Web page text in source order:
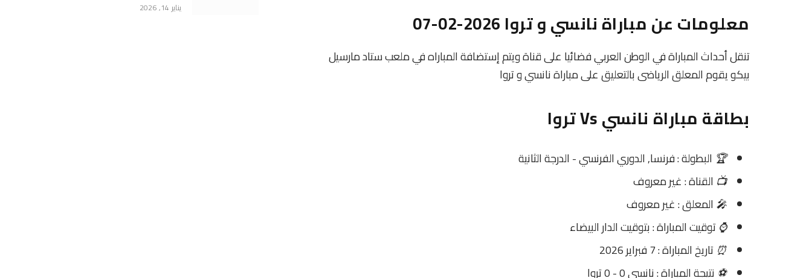
معلومات عن مباراة نانسي و تروا 2026-02-07
تنقل أحداث المباراة في الوطن العربي فضائيا على قناة ويتم إستضافة المباراه في ملعب ستاد مارسيل
بيكو يقوم المعلق الرياضى بالتعليق على مباراة نانسي و تروا
بطاقة مباراة نانسي Vs تروا
🏆 البطولة : فرنسا, الدوري الفرنسي - الدرجة الثانية
📺 القناة : غير معروف
🎤المعلق : غير معروف
⌚توقيت المباراة : بتوقيت الدار البيضاء
⏰ تاريخ المباراة : 7 فبراير 2026
⚽ نتيجة المباراة : نانسي 0 - 0 تروا
يناير 14, 2026